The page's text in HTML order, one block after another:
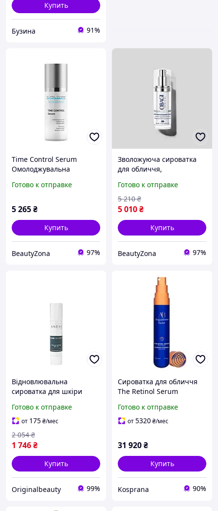
Купить
Бузина 91%
Time Control Serum
Омолоджувальна
пептидним комплексом
Готово к отправке
5 265₴
Купить
BeautyZona 97%
Зволожуюча сироватка
для обличчя,
сироватка SUZAN OBAGI
M.D. Super Antioxidant
Serum
Готово к отправке
5 010₴
5 210 ₴
Купить
BeautyZona 97%
Відновлювальна
сироватка для шкіри
мл - ANESI MAN SECRET
REJUVENATING SERUM, 50
ml (LMS050)
Готово к отправке
от 175₴/мес
1 746₴
2 054 ₴
Купить
Originalbeauty 99%
Сироватка для обличчя
The Retinol Serum
Готово к отправке
от5320₴/мес
31 920₴
Купить
Kosprana 90%